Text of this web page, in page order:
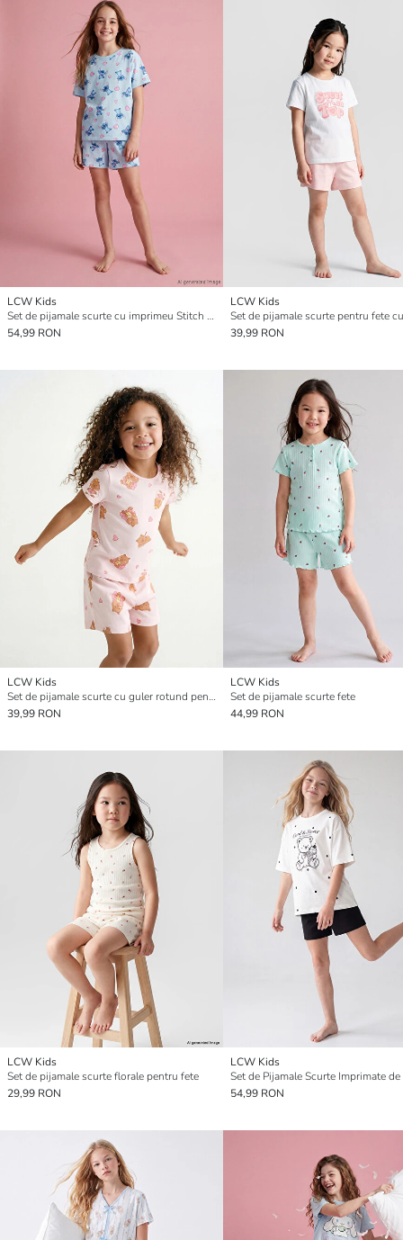
LCW Kids
Set de pijamale scurte cu imprimeu Stitch pentru fete
54,99 RON
LCW Kids
39,99 RON
LCW Kids
Set de pijamale scurte cu guler rotund pentru fete
39,99 RON
LCW Kids
Set de pijamale scurte fete
44,99 RON
LCW Kids
Set de pijamale scurte florale pentru fete
29,99 RON
LCW Kids
Set de Pijamale Scurte Imprimate de
54,99 RON